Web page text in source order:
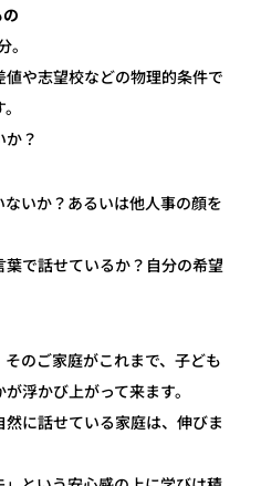
や志望校などの物理的条件で
？
いか？あるいは他人事の顔を
で話せているか？自分の希望
のご家庭がこれまで、子ども
浮かび上がって来ます。
に話せている家庭は、伸びま